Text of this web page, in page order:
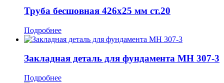
Труба бесшовная 426x25 мм ст.20
Подробнее
Закладная деталь для фундамента МН 307-3
Подробнее